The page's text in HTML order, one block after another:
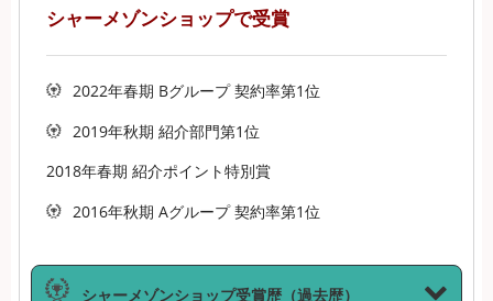
シャーメゾンショップで受賞
2022年春期 Bグループ 契約率第1位
2019年秋期 紹介部門第1位
2018年春期 紹介ポイント特別賞
2016年秋期 Aグループ 契約率第1位
シャーメゾンショップ受賞歴（過去歴）